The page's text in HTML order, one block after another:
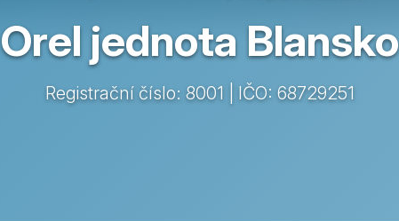
Orel jednota Blansko
Registrační číslo: 8001 | IČO: 68729251